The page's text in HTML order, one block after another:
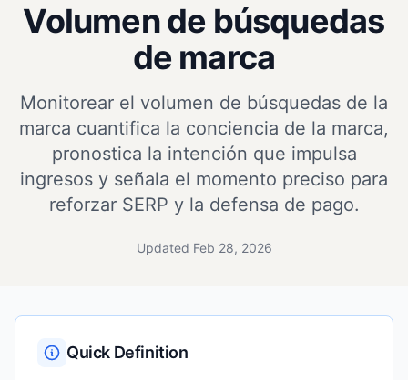
Volumen de búsquedas
de marca
Monitorear el volumen de búsquedas de la
marca cuantifica la conciencia de la marca,
pronostica la intención que impulsa
ingresos y señala el momento preciso para
reforzar SERP y la defensa de pago.
Updated Feb 28, 2026
Quick Definition